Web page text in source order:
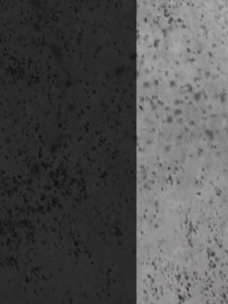
• Hotel
• Can
(• Parc
(•
Parque
séta a
• Hotel
• Torre
• Forum